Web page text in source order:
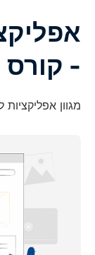
-
מגוון